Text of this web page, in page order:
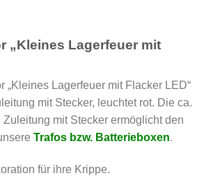
„Kleines Lagerfeuer mit
„Kleines Lagerfeuer mit Flacker LED“
mit Stecker, leuchtet rot. Die ca.
mit Stecker ermöglicht den
Trafos bzw. Batterieboxen.
für ihre Krippe.